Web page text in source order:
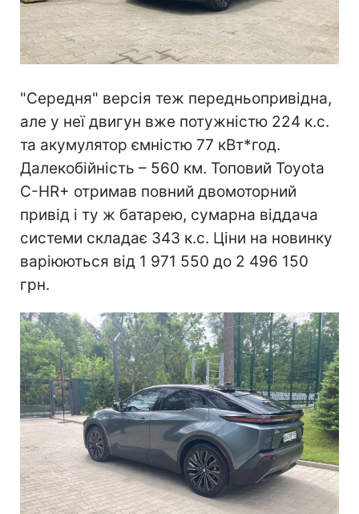
"Середня" версія теж передньопривідна,
але у неї двигун вже потужністю 224 к.с.
та акумулятор ємністю 77 кВт*год.
Далекобійність – 560 км. Топовий Toyota
C-HR+ отримав повний двомоторний
привід і ту ж батарею, сумарна віддача
системи складає 343 к.с. Ціни на новинку
варіюються від 1 971 550 до 2 496 150
грн.